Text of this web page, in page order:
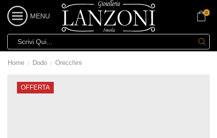
MENU 0
Home Dodo Orecchini
OFFERTA